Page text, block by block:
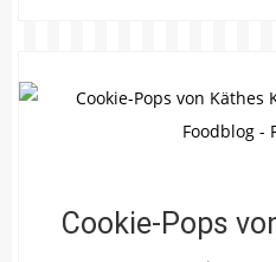
Cookie-Pops